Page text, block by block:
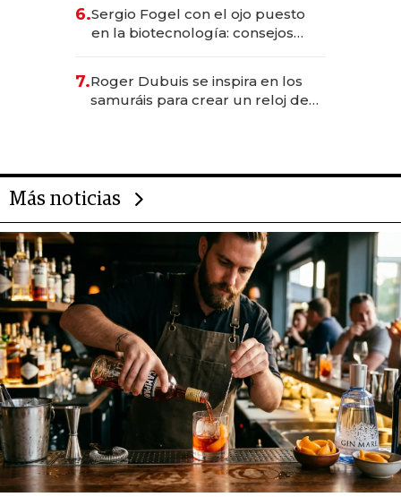
6.Sergio Fogel con el ojo puesto
en la biotecnología: consejos
rol de la IA
7.Roger Dubuis se inspira en los
samuráis para crear un reloj de
Más noticias